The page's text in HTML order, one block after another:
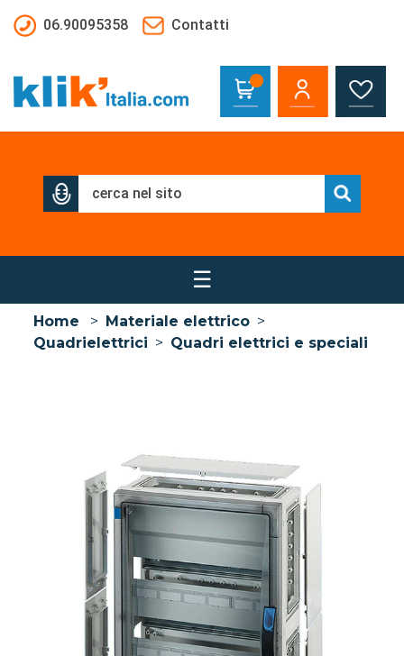
06.90095358
Contatti
☰
Home > Materiale elettrico >
Quadrielettrici > Quadri elettrici e speciali